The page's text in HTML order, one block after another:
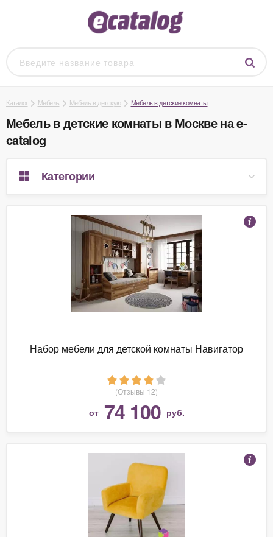
Каталог Мебель Мебель в детскую Мебель в детские комнаты
Мебель в детские комнаты в Москве на e-
catalog
Категории
Набор мебели для детской комнаты Навигатор
(Отзывы 12)
от 74 100 руб.